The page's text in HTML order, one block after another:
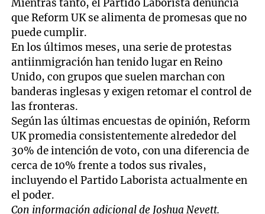
Mientras tanto, el Partido Laborista denuncia
que Reform UK se alimenta de promesas que no
puede cumplir.
En los últimos meses, una serie de protestas
antiinmigración han tenido lugar en Reino
Unido, con grupos que suelen marchan con
banderas inglesas y exigen retomar el control de
las fronteras.
Según las últimas encuestas de opinión, Reform
UK promedia consistentemente alrededor del
30% de intención de voto, con una diferencia de
cerca de 10% frente a todos sus rivales,
incluyendo el Partido Laborista actualmente en
el poder.
Con información adicional de Joshua Nevett.